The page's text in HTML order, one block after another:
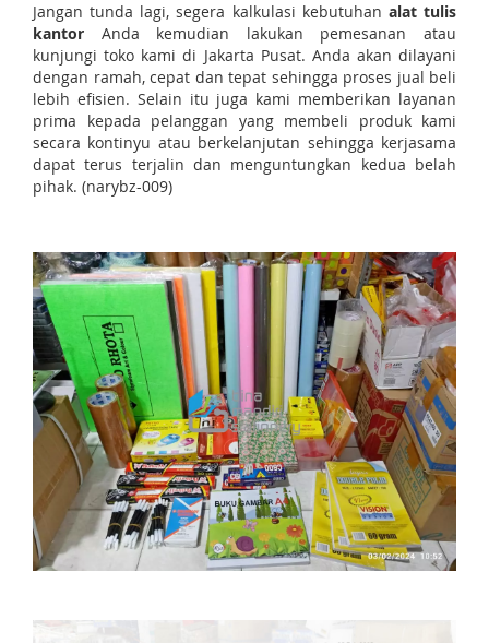
Jangan tunda lagi, segera kalkulasi kebutuhan alat tulis
kantor Anda kemudian lakukan pemesanan atau
kunjungi toko kami di Jakarta Pusat. Anda akan dilayani
dengan ramah, cepat dan tepat sehingga proses jual beli
lebih efisien. Selain itu juga kami memberikan layanan
prima kepada pelanggan yang membeli produk kami
secara kontinyu atau berkelanjutan sehingga kerjasama
dapat terus terjalin dan menguntungkan kedua belah
pihak. (narybz-009)